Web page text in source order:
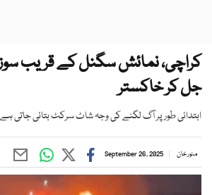
کراچی، نمائش سگنل کے قریب
جل کر خاکستر
ابتدائی طور پر آگ لگنے کی وجہ شاٹ سرکٹ بتائی جاتی ہے
منور خان September 26, 2025